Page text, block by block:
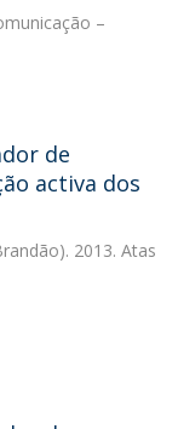
–
de
activa dos
2013. Atas